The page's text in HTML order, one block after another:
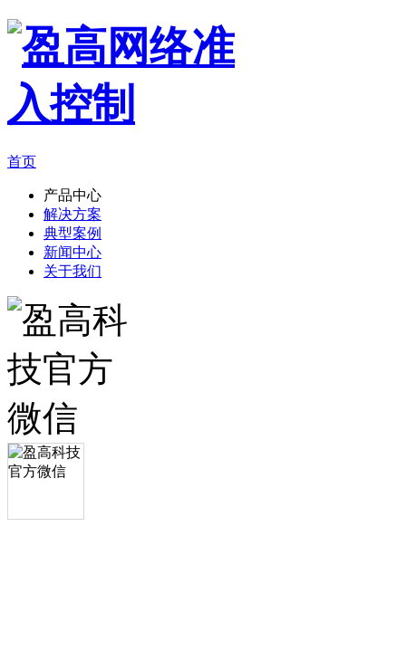
首页
产品中心
解决方案
典型案例
新闻中心
关于我们